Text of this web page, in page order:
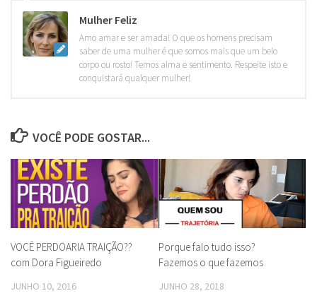
Mulher Feliz
Amo amar e ser amada! O que os homens precisam
saber de uma mulher é que somos mais que um belo
corpo ou rosto! Temos alma e sentimento. Respeite isto e
conquistará qualquer mulher!
VOCÊ PODE GOSTAR...
VOCÊ PERDOARIA TRAIÇÃO??
com Dora Figueiredo
JUNHO 10, 2016
Porque falo tudo isso?
Fazemos o que fazemos
JUNHO 28, 2018